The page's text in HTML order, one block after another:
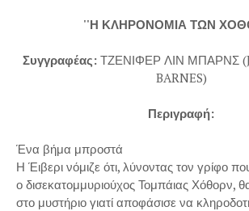
''Η ΚΛΗΡΟΝΟΜΙΑ ΤΩΝ
Συγγραφέας:ΤΖΕΝΙΦΕΡ ΛΙΝ ΜΠΑΡΝΣ
BARNES)
Περιγραφή:
Ένα βήμα μπροστά
Η Έιβερι νόμιζε ότι, λύνοντας τον γρίφο
ο δισεκατομμυριούχος Τομπάιας Χόθορν,
στο μυστήριο γιατί αποφάσισε να